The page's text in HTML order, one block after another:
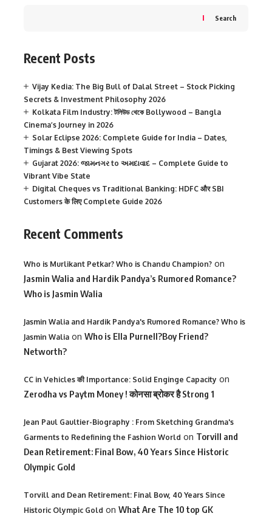
Search
Recent Posts
Vijay Kedia: The Big Bull of Dalal Street – Stock Picking
Secrets & Investment Philosophy 2026
Kolkata Film Industry: টলিউড থেকে Bollywood – Bangla
Cinema’s Journey in 2026
Solar Eclipse 2026: Complete Guide for India – Dates,
Timings & Best Viewing Spots
Gujarat 2026: જામનગર to અમદાવાદ – Complete Guide to
Vibrant Vibe State
Digital Cheques vs Traditional Banking: HDFC और SBI
Customers के लिए Complete Guide 2026
Recent Comments
Who is Murlikant Petkar? Who is Chandu Champion? on
Jasmin Walia and Hardik Pandya’s Rumored Romance?
Who is Jasmin Walia
Jasmin Walia and Hardik Pandya's Rumored Romance? Who is
Jasmin Walia on Who is Ella Purnell?Boy Friend?
Networth?
CC in Vehicles की Importance: Solid Enginge Capacity on
Zerodha vs Paytm Money ! कोनसा ब्रोकर है Strong 1
Jean Paul Gaultier-Biography : From Sketching Grandma's
Garments to Redefining the Fashion World on Torvill and
Dean Retirement: Final Bow, 40 Years Since Historic
Olympic Gold
Torvill and Dean Retirement: Final Bow, 40 Years Since
Historic Olympic Gold on What Are The 10 top GK